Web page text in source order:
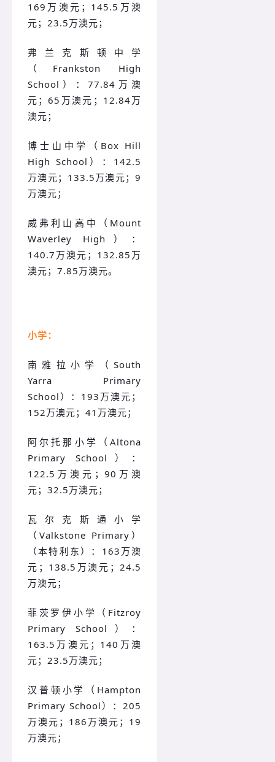
169万澳元；145.5万澳
元；23.5万澳元；
弗兰克斯顿中学
（Frankston High
School）：77.84万澳
元；65万澳元；12.84万
澳元；
博士山中学（Box Hill
High School）：142.5
万澳元；133.5万澳元；9
万澳元；
威弗利山高中（Mount
Waverley High）：
140.7万澳元；132.85万
澳元；7.85万澳元。
小学：
南雅拉小学（South
Yarra Primary
School）：193万澳元；
152万澳元；41万澳元；
阿尔托那小学（Altona
Primary School）：
122.5万澳元；90万澳
元；32.5万澳元；
瓦尔克斯通小学
（Valkstone Primary）
（本特利东）：163万澳
元；138.5万澳元；24.5
万澳元；
菲茨罗伊小学（Fitzroy
Primary School）：
163.5万澳元；140万澳
元；23.5万澳元；
汉普顿小学（Hampton
Primary School）：205
万澳元；186万澳元；19
万澳元；